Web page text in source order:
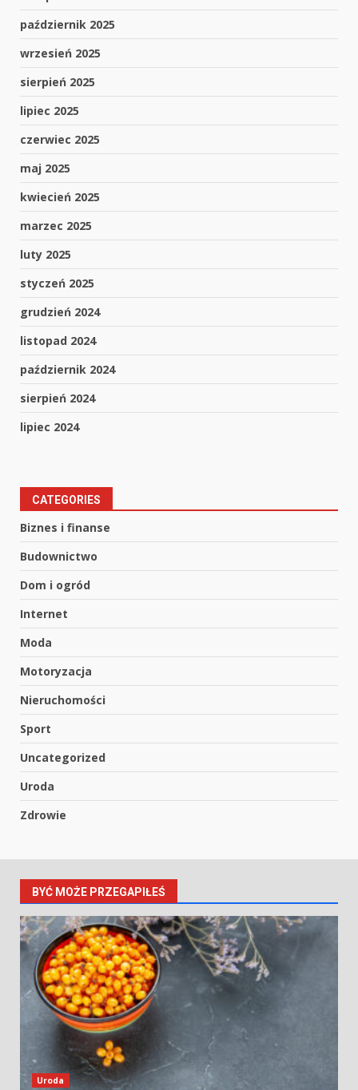
październik 2025
wrzesień 2025
sierpień 2025
lipiec 2025
czerwiec 2025
maj 2025
kwiecień 2025
marzec 2025
luty 2025
styczeń 2025
grudzień 2024
listopad 2024
październik 2024
sierpień 2024
lipiec 2024
CATEGORIES
Biznes i finanse
Budownictwo
Dom i ogród
Internet
Moda
Motoryzacja
Nieruchomości
Sport
Uncategorized
Uroda
Zdrowie
BYĆ MOŻE PRZEGAPIŁEŚ
Uroda